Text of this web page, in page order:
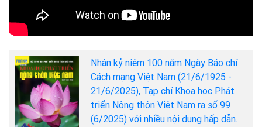
Nhân kỷ niệm 100 năm Ngày Báo chí
Cách mạng Việt Nam (21/6/1925 -
21/6/2025), Tạp chí Khoa học Phát
triển Nông thôn Việt Nam ra số 99
(6/2025) với nhiều nội dung hấp dẫn.